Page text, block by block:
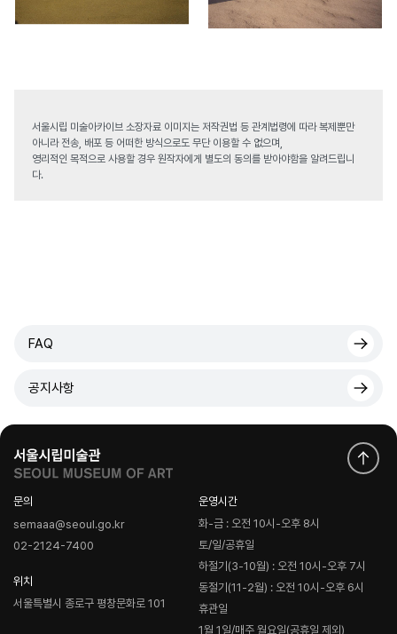
서울시립 미술아카이브 소장자료 이미지는 저작권법 등 관계법령에 따라 복제뿐만
아니라 전송, 배포 등 어떠한 방식으로도 무단 이용할 수 없으며,
영리적인 목적으로 사용할 경우 원작자에게 별도의 동의를 받아야함을 알려드립니
다.
FAQ
공지사항
문의
semaaa@seoul.go.kr
02-2124-7400
위치
서울특별시 종로구 평창문화로 101
운영시간
화-금 : 오전 10시-오후 8시
토/일/공휴일
하절기(3-10월) : 오전 10시-오후 7시
동절기(11-2월) : 오전 10시-오후 6시
휴관일
1월 1일/매주 월요일(공휴일 제외)